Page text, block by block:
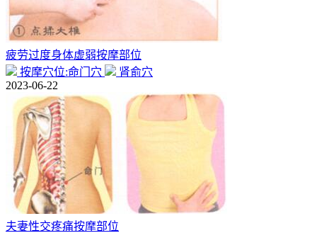
疲劳过度身体虚弱按摩部位
按摩穴位:命门穴
肾俞穴
2023-06-22
夫妻性交疼痛按摩部位